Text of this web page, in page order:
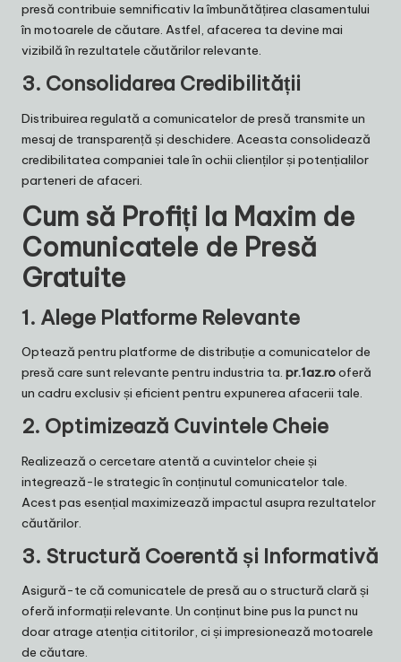
presă contribuie semnificativ la îmbunătățirea clasamentului
în motoarele de căutare. Astfel, afacerea ta devine mai
vizibilă în rezultatele căutărilor relevante.
3. Consolidarea Credibilității
Distribuirea regulată a comunicatelor de presă transmite un
mesaj de transparență și deschidere. Aceasta consolidează
credibilitatea companiei tale în ochii clienților și potențialilor
parteneri de afaceri.
Cum să Profiți la Maxim de
Comunicatele de Presă
Gratuite
1. Alege Platforme Relevante
Optează pentru platforme de distribuție a comunicatelor de
presă care sunt relevante pentru industria ta. pr.1az.rooferă
un cadru exclusiv și eficient pentru expunerea afacerii tale.
2. Optimizează Cuvintele Cheie
Realizează o cercetare atentă a cuvintelor cheie și
integrează-le strategic în conținutul comunicatelor tale.
Acest pas esențial maximizează impactul asupra rezultatelor
căutărilor.
3. Structură Coerentă și Informativă
Asigură-te că comunicatele de presă au o structură clară și
oferă informații relevante. Un conținut bine pus la punct nu
doar atrage atenția cititorilor, ci și impresionează motoarele
de căutare.